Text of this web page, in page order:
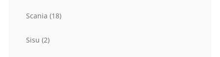
Scania (18)
Sisu (2)